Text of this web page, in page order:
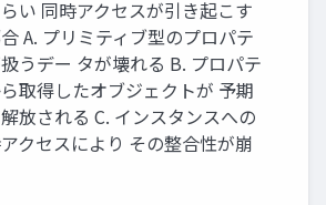
い 同時アクセスが引き起こす
A. プリミティブ型のプロパテ
うデー タが壊れる B. プロパテ
取得したオブジェクトが 予期
放される C. インスタンスへの
クセスにより その整合性が崩